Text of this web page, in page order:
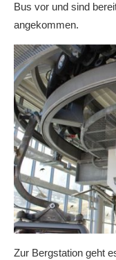
Bus vor und sind
angekommen.
Zur Bergstation geht